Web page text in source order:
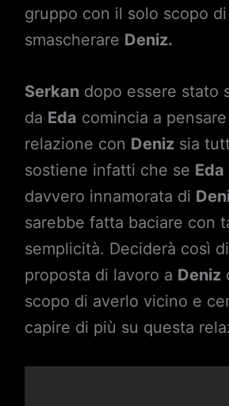
gruppo con il solo scopo di
smascherare Deniz.
Serkandopo essere stato
da Eda comincia a
relazione con Denizsia
sostiene infatti che se Eda
davvero innamorata di
sarebbe fatta baciare con
semplicità. Deciderà così
proposta di lavoro a Deniz
scopo di averlo vicino e
capire di più su questa